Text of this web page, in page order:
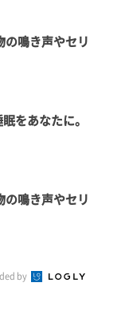
の鳴き声やセリ
をあなたに。
の鳴き声やセリ
by